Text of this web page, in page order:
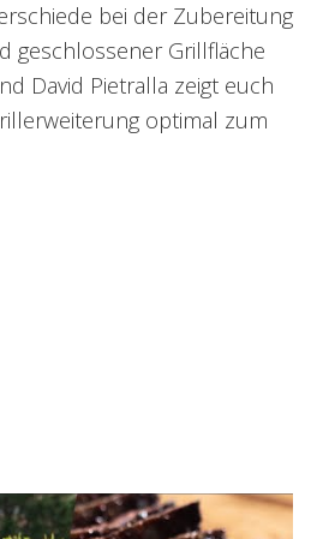
bei der Zubereitung
geschlossener Grillfläche
David Pietralla zeigt euch
optimal zum